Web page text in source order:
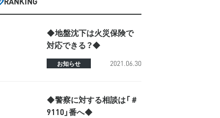
◆地盤沈下は火災保険で
対応できる？◆
お知らせ 2021.06.30
◆警察に対する相談は「＃
9110」番へ◆